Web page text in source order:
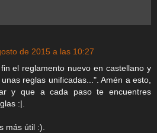
de 2015 a las 10:27
el reglamento nuevo en castellano y
reglas unificadas...". Amén a esto,
y que a cada paso te encuentres
:|.
más útil :).